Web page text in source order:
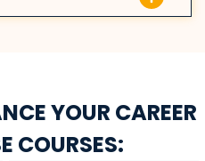
YOUR CAREER
COURSES: